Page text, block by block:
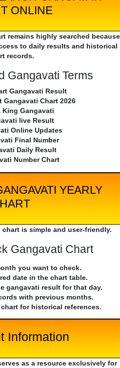
ONLINE
remains highly searched because
to daily results and historical
records.
Gangavati Terms
Gangavati Result
Gangavati Chart 2026
King Gangavati
live Result
Online Updates
Final Number
Daily Result
Number Chart
YEARLY
is simple and user-friendly.
Gangavati Chart
you want to check.
date in the chart table.
gangavati result for that day.
with previous months.
for historical references.
Information
as a resource exclusively for